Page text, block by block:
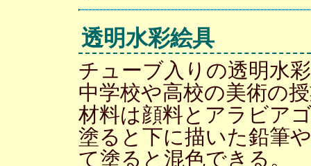
透明水彩絵具
チューブ入りの透明水
中学校や高校の美術の
材料は顔料とアラビア
塗ると下に描いた鉛筆
て塗ると混色できる。